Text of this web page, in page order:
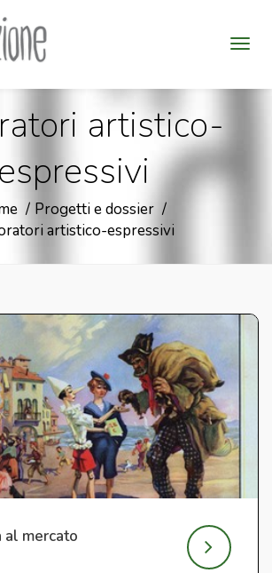
artistico-
espressivi
Progetti e dossier
artistico-espressivi
al mercato